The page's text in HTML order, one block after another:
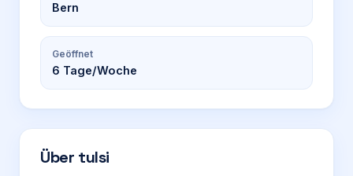
Bern
Geöffnet
6 Tage/Woche
Über tulsi